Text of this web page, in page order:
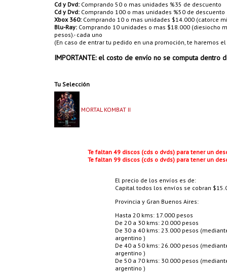
Cd y Dvd: Comprando 50 o mas unidades %35 de descuento
Cd y Dvd: Comprando 100 o mas unidades %50 de descuento
Xbox 360: Comprando 10 o mas unidades $14.000 (catorce
Blu-Ray: Comprando 10 unidades o mas $18.000 (diesiocho
pesos).- cada uno
(En caso de entrar tu pedido en una promoción, te haremos
IMPORTANTE: el costo de envío no se computa
Tu Selección
MORTAL KOMBAT II
Te faltan 49 discos (cds o dvds) para tener un
Te faltan 99 discos (cds o dvds) para tener un
El precio de los envíos es de:
Capital todos los envíos se cobran
Provincia y Gran Buenos Aires:
Hasta 20 kms: 17.000 pesos
De 20 a 30 kms: 20.000 pesos
De 30 a 40 kms: 23.000 pesos
argentino )
De 40 a 50 kms: 26.000 pesos
argentino )
De 50 a 70 kms: 30.000 pesos
argentino )